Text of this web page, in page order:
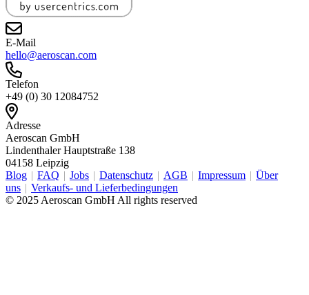
E-Mail
hello@aeroscan.com
Telefon
+49 (0) 30 12084752
Adresse
Aeroscan GmbH
Lindenthaler Hauptstraße 138
04158 Leipzig
Blog
FAQ Jobs Datenschutz AGB Impressum
Über
uns
Verkaufs- und Lieferbedingungen
© 2025 Aeroscan GmbH All rights reserved